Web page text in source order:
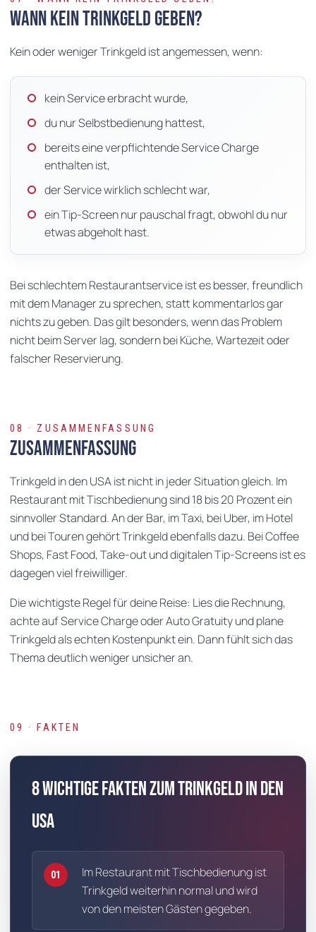
Wann kein Trinkgeld geben?
Kein oder weniger Trinkgeld ist angemessen, wenn:
kein Service erbracht wurde,
du nur Selbstbedienung hattest,
bereits eine verpflichtende Service Charge
enthalten ist,
der Service wirklich schlecht war,
ein Tip-Screen nur pauschal fragt, obwohl du nur
etwas abgeholt hast.
Bei schlechtem Restaurantservice ist es besser, freundlich
mit dem Manager zu sprechen, statt kommentarlos gar
nichts zu geben. Das gilt besonders, wenn das Problem
nicht beim Server lag, sondern bei Küche, Wartezeit oder
falscher Reservierung.
08 · ZUSAMMENFASSUNG
Zusammenfassung
Trinkgeld in den USA ist nicht in jeder Situation gleich. Im
Restaurant mit Tischbedienung sind 18 bis 20 Prozent ein
sinnvoller Standard. An der Bar, im Taxi, bei Uber, im Hotel
und bei Touren gehört Trinkgeld ebenfalls dazu. Bei Coffee
Shops, Fast Food, Take-out und digitalen Tip-Screens ist es
dagegen viel freiwilliger.
Die wichtigste Regel für deine Reise: Lies die Rechnung,
achte auf Service Charge oder Auto Gratuity und plane
Trinkgeld als echten Kostenpunkt ein. Dann fühlt sich das
Thema deutlich weniger unsicher an.
09 · FAKTEN
8 wichtige Fakten zum Trinkgeld in den
USA
01
Im Restaurant mit Tischbedienung ist
Trinkgeld weiterhin normal und wird
von den meisten Gästen gegeben.